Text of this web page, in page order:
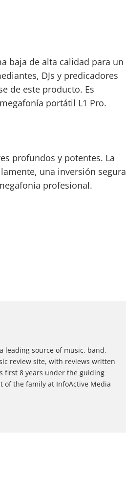
baja de alta calidad para un
DJs y predicadores
de este producto. Es
portátil L1 Pro.
profundos y potentes. La
una inversión segura
profesional.
leading source of music, band,
review site, with reviews written
first 8 years under the guiding
of the family at InfoActive Media